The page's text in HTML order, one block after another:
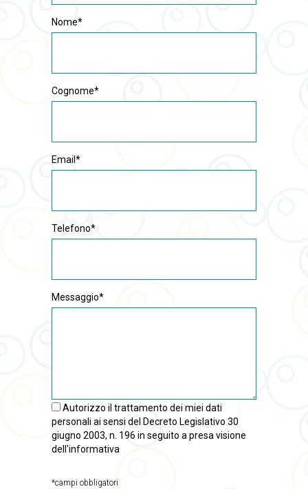
Nome*
Cognome*
Email*
Telefono*
Messaggio*
Autorizzo il trattamento dei miei dati
personali ai sensi del Decreto Legislativo 30
giugno 2003, n. 196 in seguito a presa visione
dell'informativa
*campi obbligatori